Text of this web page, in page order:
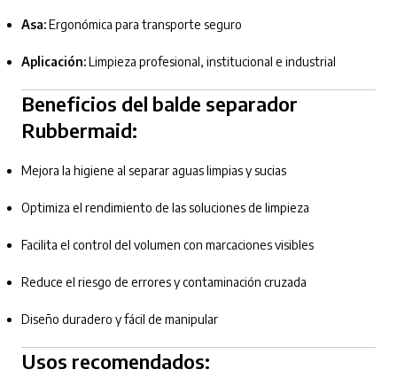
Asa:Ergonómica para transporte seguro
Aplicación:Limpieza profesional, institucional e industrial
Beneficios del balde separador
Rubbermaid:
Mejora la higiene al separar aguas limpias y sucias
Optimiza el rendimiento de las soluciones de limpieza
Facilita el control del volumen con marcaciones visibles
Reduce el riesgo de errores y contaminación cruzada
Diseño duradero y fácil de manipular
Usos recomendados: